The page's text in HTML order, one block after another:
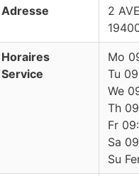
Adresse
2
Horaires
Service
Mo
Tu
We
Th
Fr
Sa
Su